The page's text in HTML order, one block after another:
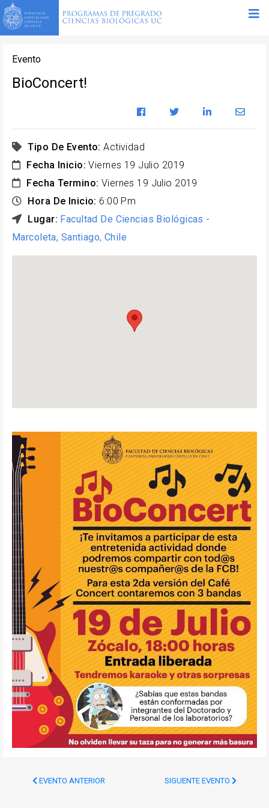
Evento
BioConcert!
Tipo De Evento: Actividad
Fecha Inicio: Viernes 19 Julio 2019
Fecha Termino: Viernes 19 Julio 2019
Hora De Inicio: 6:00 Pm
Lugar: Facultad De Ciencias Biológicas -
Marcoleta, Santiago, Chile
EVENTO ANTERIOR SIGUENTE EVENTO